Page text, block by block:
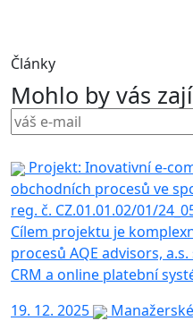
Články
Mohlo by vás
Projekt: Inovativní e-
obchodních procesů ve
reg. č. CZ.01.01.02/01/
Cílem projektu je
procesů AQE advisors,
CRM a online platební
19. 12. 2025